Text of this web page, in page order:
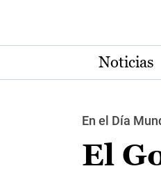
Noticias
En el Día
El